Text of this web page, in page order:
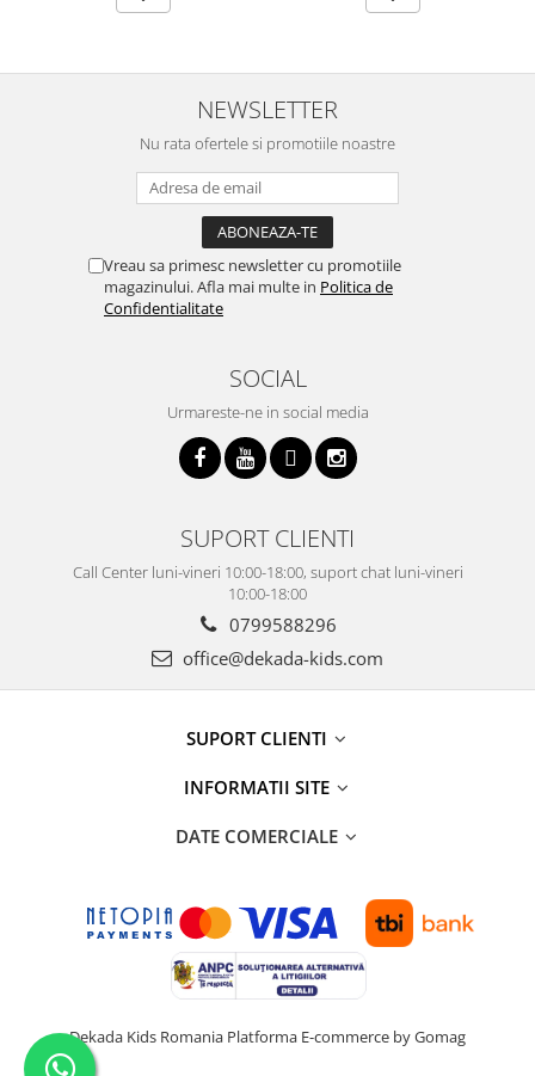
NEWSLETTER
Nu rata ofertele si promotiile noastre
Vreau sa primesc newsletter cu promotiile
magazinului. Afla mai multe in Politica de
Confidentialitate
SOCIAL
Urmareste-ne in social media
SUPORT CLIENTI
Call Center luni-vineri 10:00-18:00, suport chat luni-vineri
10:00-18:00
0799588296
office@dekada-kids.com
SUPORT CLIENTI
INFORMATII SITE
DATE COMERCIALE
Dekada Kids Romania Platforma E-commerce by Gomag